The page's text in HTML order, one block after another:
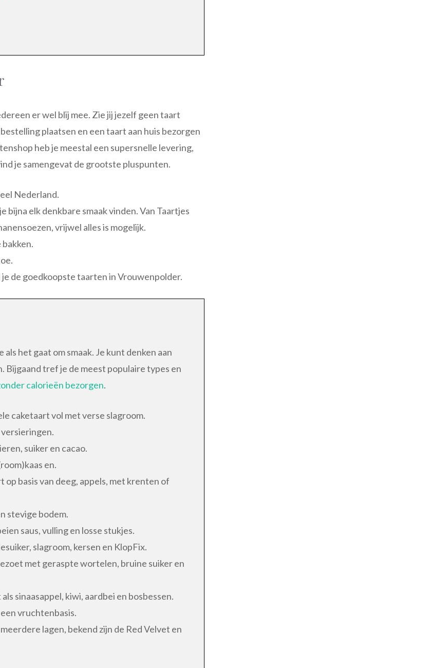
er wel blij mee. Zie jij jezelf geen taart
plaatsen en een taart aan huis bezorgen
heb je meestal een supersnelle levering,
je samengevat de grootste pluspunten.
Nederland.
bijna elk denkbare smaak vinden. Van Taartjes
vrijwel alles is mogelijk.
de goedkoopste taarten in Vrouwenpolder.
het gaat om smaak. Je kunt denken aan
Bijgaand tref je de meest populaire types en
calorieën bezorgen.
caketaart vol met verse slagroom.
suiker en cacao.
en.
basis van deeg, appels, met krenten of
stevige bodem.
saus, vulling en losse stukjes.
slagroom, kersen en KlopFix.
met geraspte wortelen, bruine suiker en
sinaasappel, kiwi, aardbei en bosbessen.
vruchtenbasis.
lagen, bekend zijn de Red Velvet en